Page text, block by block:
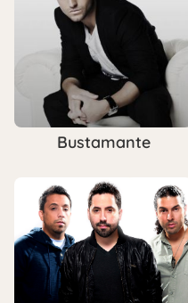
Bustamante